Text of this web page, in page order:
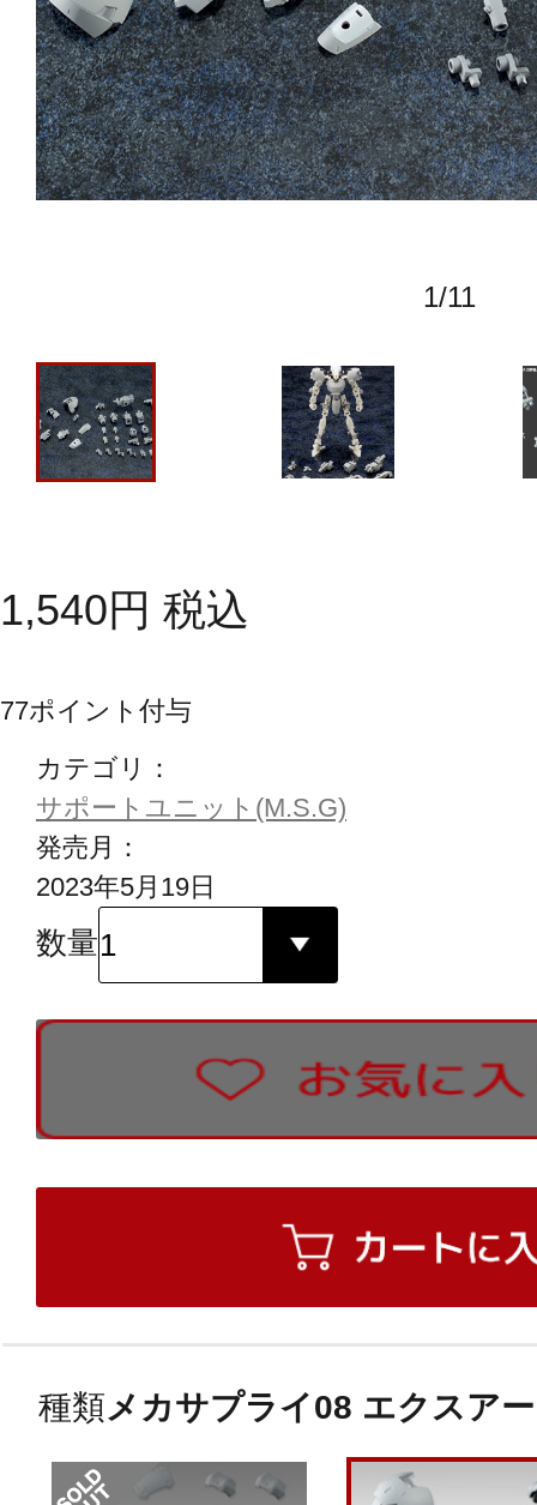
1/11
1,540円 税込
77ポイント付与
カテゴリ：
サポートユニット(M.S.G)
発売月：
2023年5月19日
数量
種類メカサプライ08 エクスア